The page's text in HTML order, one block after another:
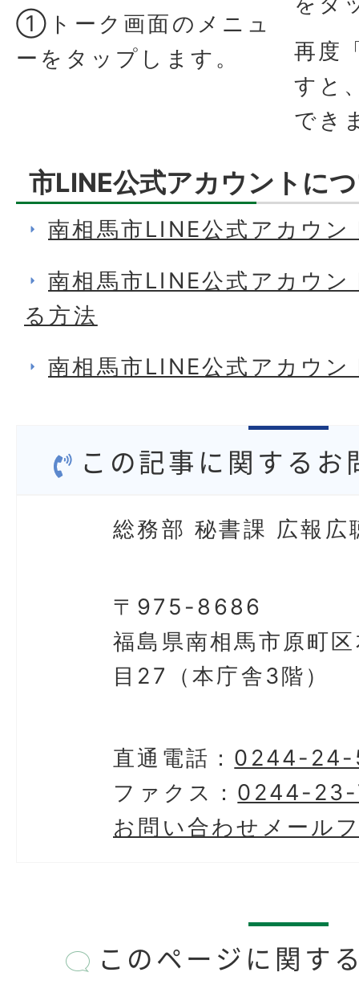
①トーク画面のメニュ
ーをタップします。
再度
すと
でき
市LINE公式アカウントに
南相馬市LINE公式アカウン
南相馬市LINE公式アカウ
る方法
南相馬市LINE公式アカウ
この記事に関するお
総務部 秘書課 広報広
〒975-8686
福島県南相馬市原町
目27（本庁舎3階）
直通電話： 0244-24-
ファクス： 0244-
お問い合わせメール
このページに関す